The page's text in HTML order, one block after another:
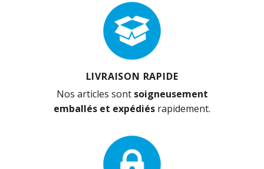
LIVRAISON RAPIDE
Nos articles sont soigneusement
emballés et expédiés rapidement.